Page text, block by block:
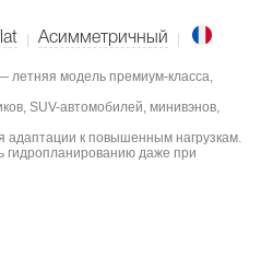
Асимметричный
летняя модель премиум-класса,
SUV-автомобилей, минивэнов,
адаптации к повышенным нагрузкам.
гидропланированию даже при